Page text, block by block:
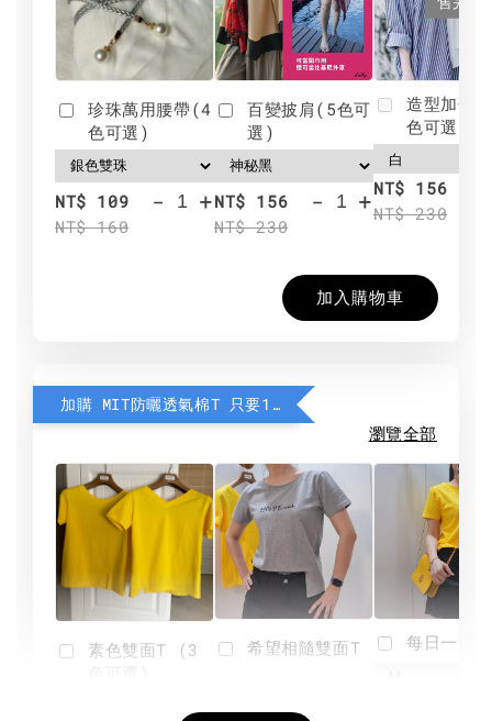
珍珠萬用腰帶(4
色可選)
NT$ 109
NT$ 160
- +
百變披肩(5色可
選)
NT$ 156
NT$ 230
- +
造型加分
色可選)
NT$ 156
NT$ 230
加入購物車
加購 MIT防曬透氣棉T 只要190元
瀏覽全部
素色雙面T (3
希望相隨雙面T 每日一笑